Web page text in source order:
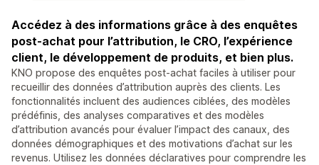
Accédez à des informations grâce à des enquêtes
post-achat pour l’attribution, le CRO, l’expérience
client, le développement de produits, et bien plus.
KNO propose des enquêtes post-achat faciles à utiliser pour
recueillir des données d’attribution auprès des clients. Les
fonctionnalités incluent des audiences ciblées, des modèles
prédéfinis, des analyses comparatives et des modèles
d’attribution avancés pour évaluer l’impact des canaux, des
données démographiques et des motivations d’achat sur les
revenus. Utilisez les données déclaratives pour comprendre les